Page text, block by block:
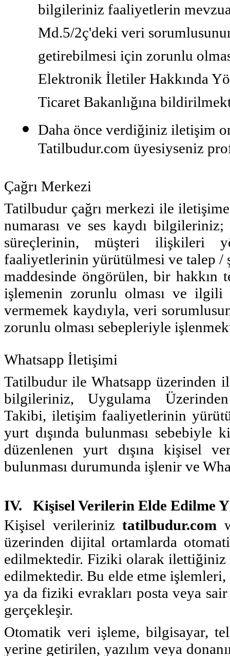
bilgileriniz faaliyetlerin
Md.5/2ç'deki veri
getirebilmesi için zorunlu
Elektronik İletiler Hakkında
Ticaret Bakanlığına
Daha önce verdiğiniz iletişim
Tatilbudur.com üyesiyseniz
Çağrı Merkezi
Tatilbudur çağrı merkezi ile
numarası ve ses kaydı
süreçlerinin, müşteri ilişkileri
faaliyetlerinin yürütülmesi ve talep /
maddesinde öngörülen, bir hakkın
işlemenin zorunlu olması ve
vermemek kaydıyla, veri
zorunlu olması sebepleriyle
Whatsapp İletişimi
Tatilbudur ile Whatsapp üzerinden
bilgileriniz,Uygulama
Takibi, iletişim faaliyetlerinin
yurt dışında bulunması
düzenlenen yurt dışına kişisel
bulunması durumunda işlenir ve
IV. Kişisel Verilerin Elde Edilme
Kişisel verileriniz tatilbudur.com
üzerinden dijital ortamlarda
edilmektedir. Fiziki olarak
edilmektedir. Bu elde etme
ya da fiziki evrakları posta veya
gerçekleşir.
Otomatik veri işleme, bilgisayar,
yerine getirilen, yazılım veya